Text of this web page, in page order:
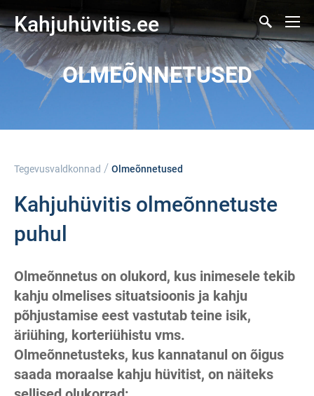
Kahjuhüvitis.ee
OLMEÕNNETUSED
Tegevusvaldkonnad / Olmeõnnetused
Kahjuhüvitis olmeõnnetuste
puhul
Olmeõnnetus on olukord, kus inimesele tekib
kahju olmelises situatsioonis ja kahju
põhjustamise eest vastutab teine isik,
äriühing, korteriühistu vms.
Olmeõnnetusteks, kus kannatanul on õigus
saada moraalse kahju hüvitist, on näiteks